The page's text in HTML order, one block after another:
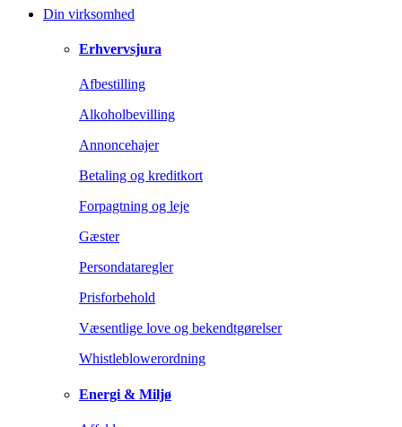
Din virksomhed
Erhvervsjura
Afbestilling
Alkoholbevilling
Annoncehajer
Betaling og kreditkort
Forpagtning og leje
Gæster
Persondataregler
Prisforbehold
Væsentlige love og bekendtgørelser
Whistleblowerordning
Energi & Miljø